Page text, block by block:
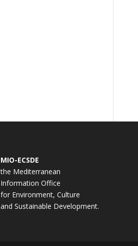
MIO-ECSDE
the Mediterranean
Information Office
for Environment, Culture
and Sustainable Development.